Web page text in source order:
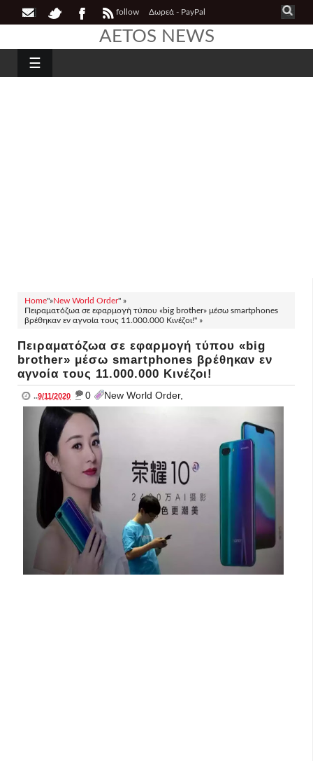
follow Δωρεά - PayPal
AETOS NEWS
☰
Home"»New World Order" »
Πειραματόζωα σε εφαρμογή τύπου «big brother» μέσω smartphones
βρέθηκαν εν αγνοία τους 11.000.000 Κινέζοι!" »
Πειραματόζωα σε εφαρμογή τύπου «big
brother» μέσω smartphones βρέθηκαν εν
αγνοία τους 11.000.000 Κινέζοι!
..9/11/2020 _ 0 New World Order,